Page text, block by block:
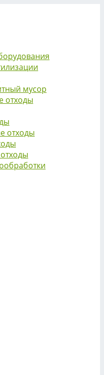
мусор
отходы
отходы